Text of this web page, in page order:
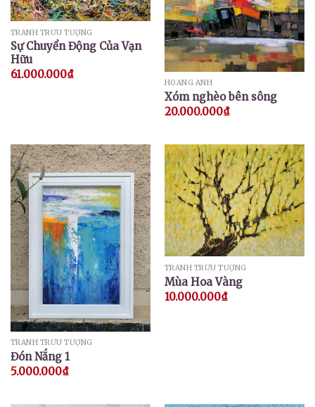
TRANH TRỪU TƯỢNG
Sự Chuyển Động Của Vạn
Hữu
61.000.000₫
HOÀNG ANH
Xóm nghèo bên sông
20.000.000₫
TRANH TRỪU TƯỢNG
Đón Nắng 1
5.000.000₫
TRANH TRỪU TƯỢNG
Mùa Hoa Vàng
10.000.000₫